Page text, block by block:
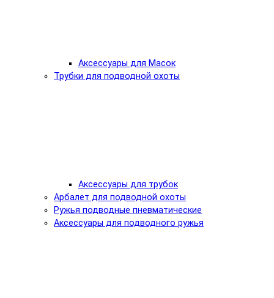
Аксессуары для Масок
Трубки для подводной охоты
Аксессуары для трубок
Арбалет для подводной охоты
Ружья подводные пневматические
Аксессуары для подводного ружья